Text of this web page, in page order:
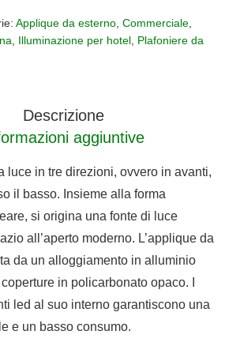
Applique da esterno, Commerciale,
Illuminazione per hotel Plafoniere da
Descrizione
aggiuntive
luce in tre direzioni, ovvero in avanti,
il basso. Insieme alla forma
si origina una fonte di luce
all’aperto moderno. L’applique da
da un alloggiamento in alluminio
in policarbonato opaco. I
led al suo interno garantiscono una
e un basso consumo.